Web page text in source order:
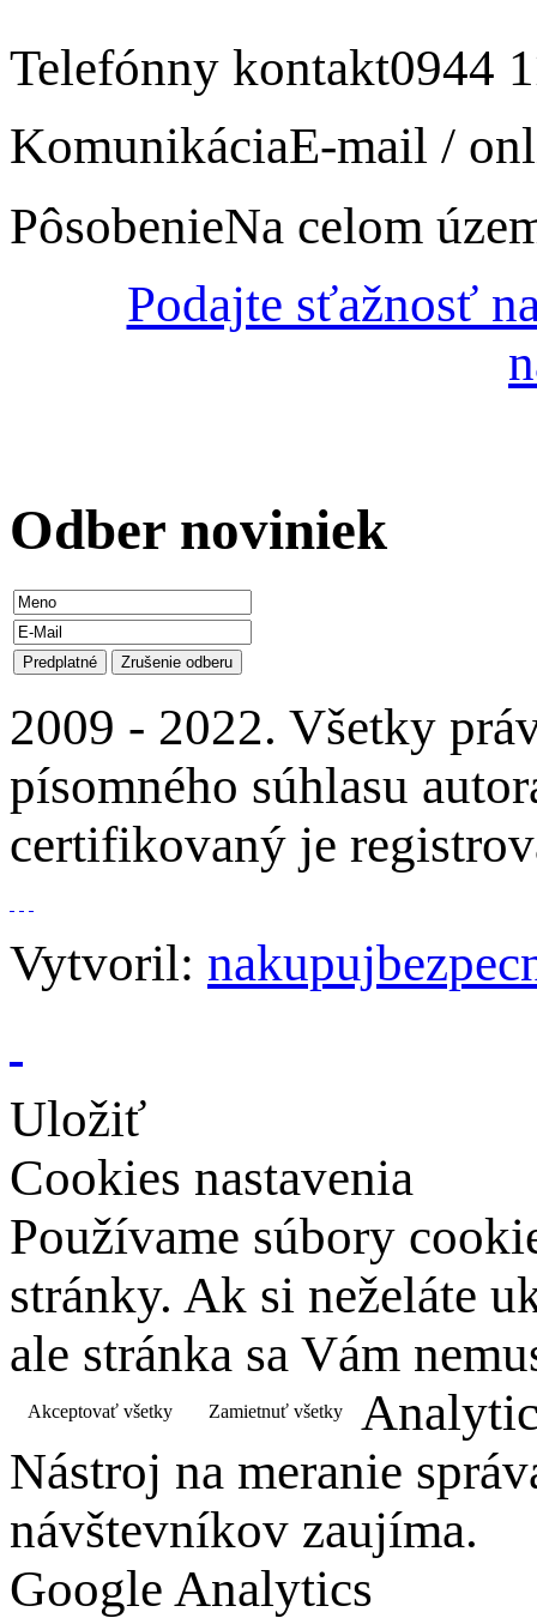
Telefónny kontakt0944
KomunikáciaE-mail /
PôsobenieNa celom
Podajte sťažnosť
Odber noviniek
2009 - 2022. Všetky
písomného súhlasu
certifikovaný je
Vytvoril:
Uložiť
Cookies nastavenia
Používame súbory
stránky. Ak si neželáte
ale stránka sa Vám
Akceptovať všetky Zamietnuť všetky
Nástroj na meranie
návštevníkov zaujíma.
Google Analytics